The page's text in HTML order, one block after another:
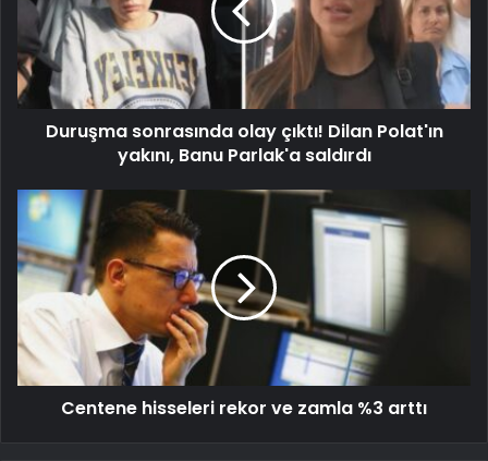
Duruşma sonrasında olay çıktı! Dilan Polat'ın
yakını, Banu Parlak'a saldırdı
Centene hisseleri rekor ve zamla %3 arttı